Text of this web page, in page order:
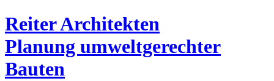
Reiter Architekten
Planung umweltgerechter
Bauten